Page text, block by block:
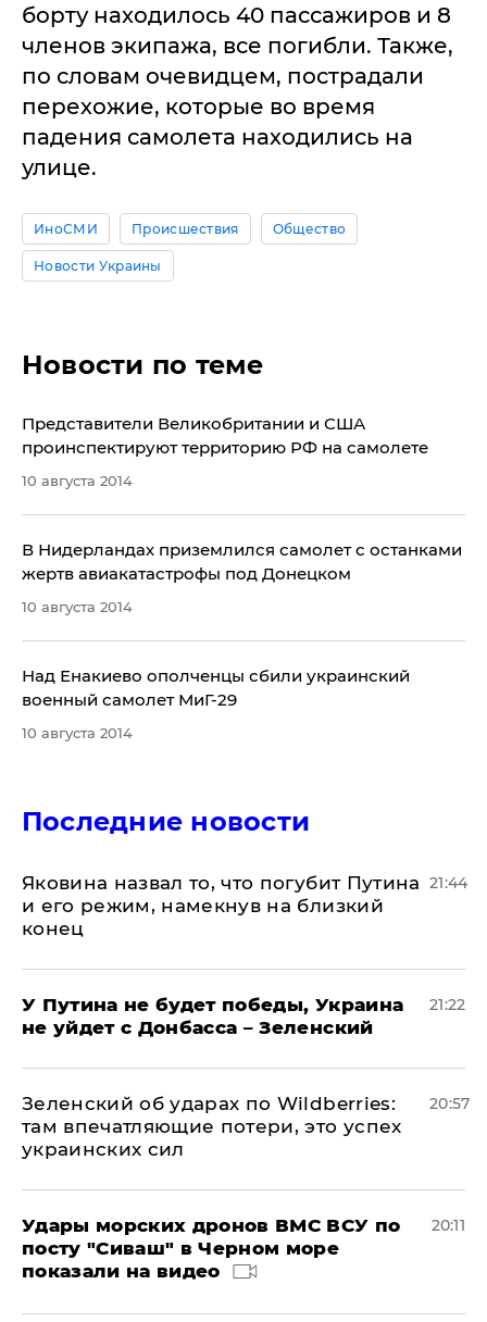
борту находилось 40 пассажиров и 8
членов экипажа, все погибли. Также,
по словам очевидцем, пострадали
перехожие, которые во время
падения самолета находились на
улице.
ИноСМИ Происшествия Общество
Новости Украины
Новости по теме
Представители Великобритании и США
проинспектируют территорию РФ на самолете
10 августа 2014
В Нидерландах приземлился самолет с останками
жертв авиакатастрофы под Донецком
10 августа 2014
Над Енакиево ополченцы сбили украинский
военный самолет МиГ-29
10 августа 2014
Последние новости
Яковина назвал то, что погубит Путина
и его режим, намекнув на близкий
конец
21:44
У Путина не будет победы, Украина
не уйдет с Донбасса – Зеленский
21:22
Зеленский об ударах по Wildberries:
там впечатляющие потери, это успех
украинских сил
20:57
Удары морских дронов ВМС ВСУ по
посту "Сиваш" в Черном море
показали на видео
20:11